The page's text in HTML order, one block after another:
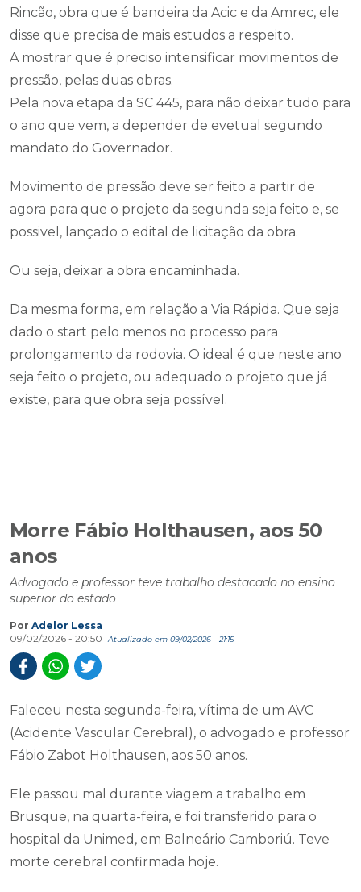
Rincão, obra que é bandeira da Acic e da Amrec, ele
disse que precisa de mais estudos a respeito.
A mostrar que é preciso intensificar movimentos de
pressão, pelas duas obras.
Pela nova etapa da SC 445, para não deixar tudo para
o ano que vem, a depender de evetual segundo
mandato do Governador.
Movimento de pressão deve ser feito a partir de
agora para que o projeto da segunda seja feito e, se
possivel, lançado o edital de licitação da obra.
Ou seja, deixar a obra encaminhada.
Da mesma forma, em relação a Via Rápida. Que seja
dado o start pelo menos no processo para
prolongamento da rodovia. O ideal é que neste ano
seja feito o projeto, ou adequado o projeto que já
existe, para que obra seja possível.
Morre Fábio Holthausen, aos 50
anos
Advogado e professor teve trabalho destacado no ensino
superior do estado
Por Adelor Lessa
09/02/2026 - 20:50
Atualizado em 09/02/2026 - 21:15
Faleceu nesta segunda-feira, vítima de um AVC
(Acidente Vascular Cerebral), o advogado e professor
Fábio Zabot Holthausen, aos 50 anos.
Ele passou mal durante viagem a trabalho em
Brusque, na quarta-feira, e foi transferido para o
hospital da Unimed, em Balneário Camboriú. Teve
morte cerebral confirmada hoje.